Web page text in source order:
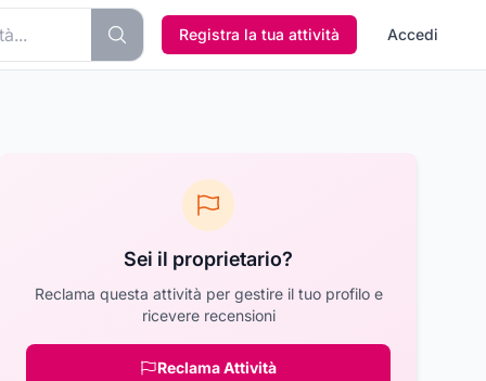
Registra la tua attività Accedi
Sei il proprietario?
Reclama questa attività per gestire il tuo profilo e
ricevere recensioni
Reclama Attività